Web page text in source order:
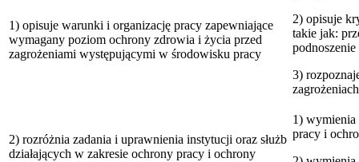
1) opisuje warunki i organizację pracy zapewniające
wymagany poziom ochrony zdrowia i życia przed
zagrożeniami występującymi w środowisku pracy
2) opisuje
takie jak:
3)
2) rozróżnia zadania i uprawnienia instytucji oraz służb
działających w zakresie ochrony pracy i ochrony
1) wymienia
pracy i